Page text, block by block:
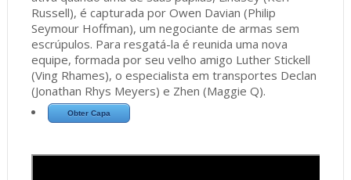
Russell), é capturada por Owen Davian (Philip
Seymour Hoffman), um negociante de armas sem
escrúpulos. Para resgatá-la é reunida uma nova
equipe, formada por seu velho amigo Luther Stickell
(Ving Rhames), o especialista em transportes Declan
(Jonathan Rhys Meyers) e Zhen (Maggie Q).
Obter Capa